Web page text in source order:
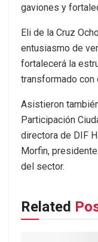
gaviones y
Eli de la Cruz
entusiasmo de
fortalecerá la
transformado con
Asistieron
Participación
directora de DIF
Morfin,
del sector.
Related